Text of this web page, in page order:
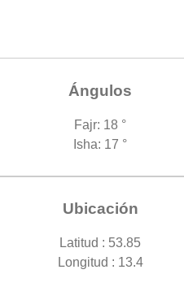
Ángulos
Fajr: 18 °
Isha: 17 °
Ubicación
Latitud : 53.85
Longitud : 13.4